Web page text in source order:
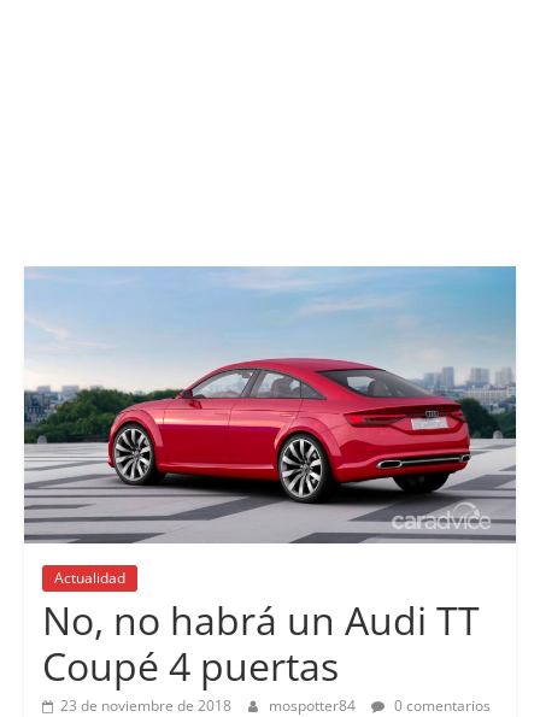
Actualidad
No, no habrá un Audi TT
Coupé 4 puertas
23 de noviembre de 2018 mospotter84
0 comentarios